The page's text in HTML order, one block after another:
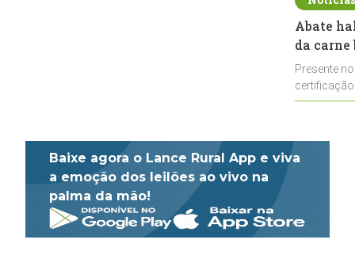
Abate
da
Presente
Baixe agora o Lance Rural App e viva
a emoção dos leilões ao vivo na
palma da mão!